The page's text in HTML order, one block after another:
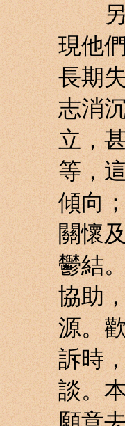
另外
現他
長期
志消
立，
等，
傾向
關懷
鬱結
協助
源。
訴時
談。